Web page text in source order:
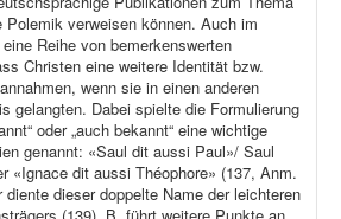
Polemik verweisen können. Auch im
Reihe von bemerkenswerten
Christen eine weitere Identität bzw.
wenn sie in einen anderen
gelangten. Dabei spielte die Formulierung
oder „auch bekannt“ eine wichtige
genannt: «Saul dit aussi Paul»/ Saul
«Ignace dit aussi Théophore» (137, Anm.
dieser doppelte Name der leichteren